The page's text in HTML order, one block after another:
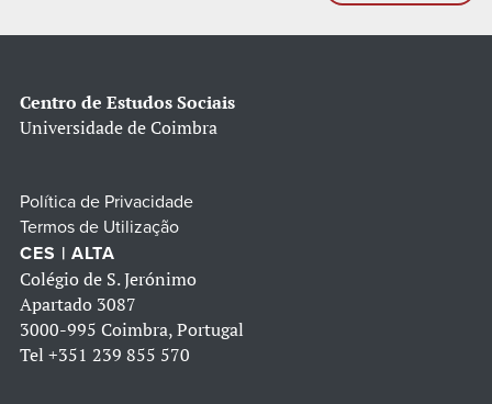
Centro de Estudos Sociais
Universidade de Coimbra
Política de Privacidade
Termos de Utilização
CES | ALTA
Colégio de S. Jerónimo
Apartado 3087
3000-995 Coimbra, Portugal
Tel +351 239 855 570